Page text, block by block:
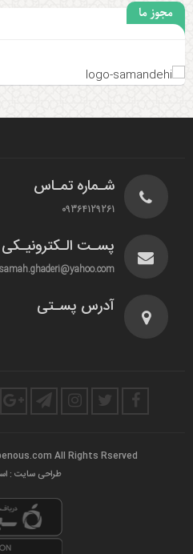
مجوز ما
شـماره تمـاس
09364129261
پسـت الـکترونیـکی
آدرس پسـتی
All Rights Rserved
طراحی سایت :